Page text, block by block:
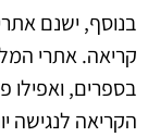
בנוסף, ישנם
קריאה. אתרי
בספרים, ואפילו
הקריאה לנגישה